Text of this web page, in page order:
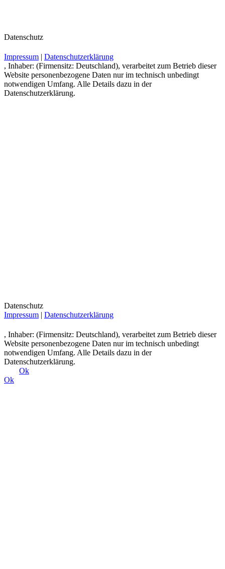
Datenschutz
Impressum | Datenschutzerklärung
, Inhaber: (Firmensitz: Deutschland), verarbeitet zum Betrieb dieser
Website personenbezogene Daten nur im technisch unbedingt
notwendigen Umfang. Alle Details dazu in der
Datenschutzerklärung.
Datenschutz
Impressum | Datenschutzerklärung
, Inhaber: (Firmensitz: Deutschland), verarbeitet zum Betrieb dieser
Website personenbezogene Daten nur im technisch unbedingt
notwendigen Umfang. Alle Details dazu in der
Datenschutzerklärung.
Ok
Ok